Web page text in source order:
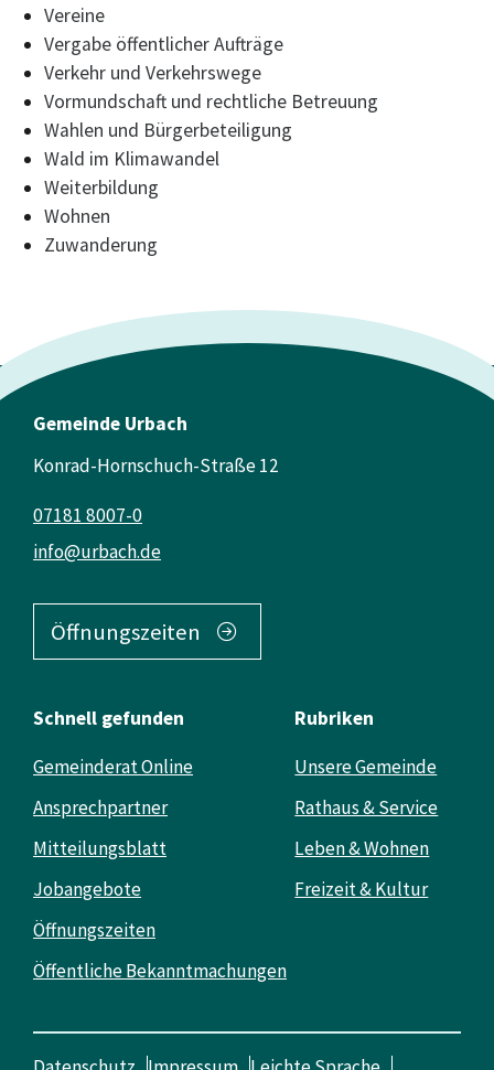
Vereine
Vergabe öffentlicher Aufträge
Verkehr und Verkehrswege
Vormundschaft und rechtliche Betreuung
Wahlen und Bürgerbeteiligung
Wald im Klimawandel
Weiterbildung
Wohnen
Zuwanderung
Gemeinde Urbach
Konrad-Hornschuch-Straße 12
info@urbach.de
07181 8007-0
Öffnungszeiten
Schnell gefunden
Gemeinderat Online
Ansprechpartner
Mitteilungsblatt
Jobangebote
Öffnungszeiten
Öffentliche Bekanntmachungen
Rubriken
Unsere Gemeinde
Rathaus & Service
Leben & Wohnen
Freizeit & Kultur